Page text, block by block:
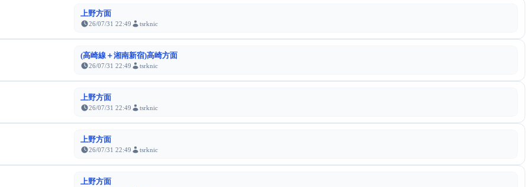
上野方面
26/07/31 22:49 tsrknic
(高崎線＋湘南新宿)高崎方面
26/07/31 22:49 tsrknic
上野方面
26/07/31 22:49 tsrknic
上野方面
26/07/31 22:49 tsrknic
上野方面